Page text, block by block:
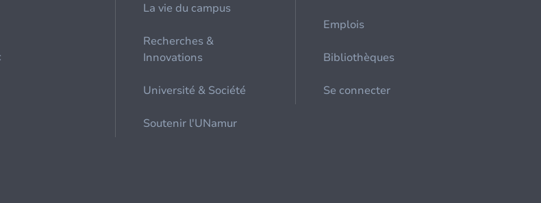
La vie du campus
Recherches &
Innovations
Université & Société
Soutenir l'UNamur
Emplois
Bibliothèques
Se connecter